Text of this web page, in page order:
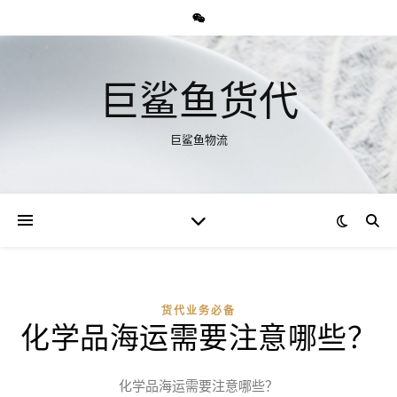
巨鲨鱼货代
巨鲨鱼物流
货代业务必备
化学品海运需要注意哪些？
化学品海运需要注意哪些？